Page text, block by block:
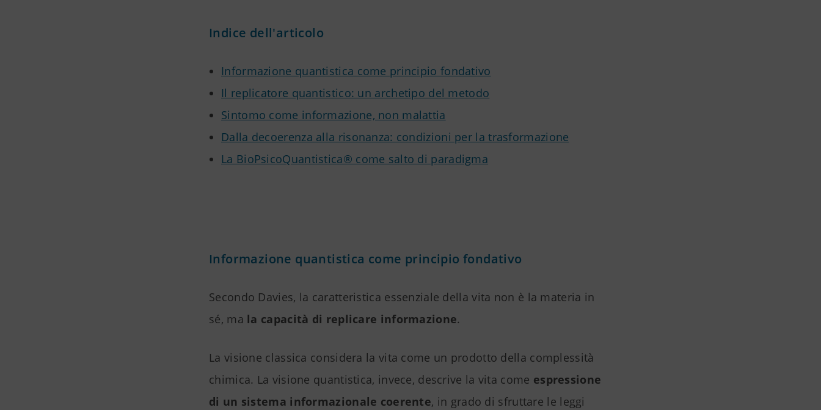
Indice dell'articolo
Informazione quantistica come principio fondativo
Il replicatore quantistico: un archetipo del metodo
Sintomo come informazione, non malattia
Dalla decoerenza alla risonanza: condizioni per la trasformazione
La BioPsicoQuantistica® come salto di paradigma
Informazione quantistica come principio fondativo
Secondo Davies, la caratteristica essenziale della vita non è la materia in
sé, ma la capacità di replicare informazione.
La visione classica considera la vita come un prodotto della complessità
chimica. La visione quantistica, invece, descrive la vita come espressione
di un sistema informazionale coerente, in grado di sfruttare le leggi